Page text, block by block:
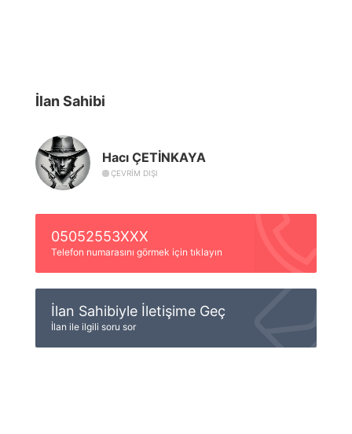
İlan Sahibi
Hacı ÇETİNKAYA
ÇEVRIM DIŞI
05052553XXX
Telefon numarasını görmek için tıklayın
İlan Sahibiyle İletişime Geç
İlan ile ilgili soru sor